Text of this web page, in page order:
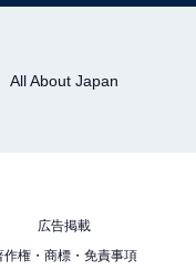
「豊田市」を抑えた1位
All About Japan
広告掲載
作権・商標・免責事項